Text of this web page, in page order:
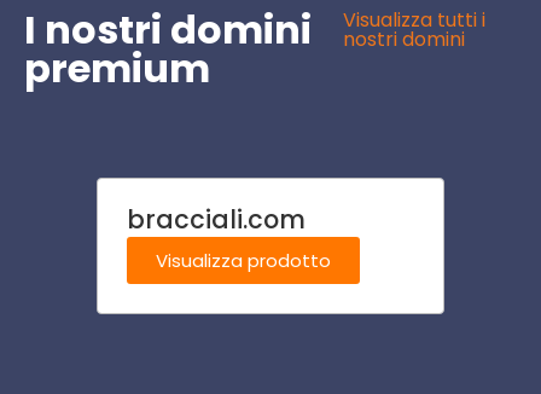
I nostri domini
premium
Visualizza tutti i
nostri domini
bracciali.com
Visualizza prodotto